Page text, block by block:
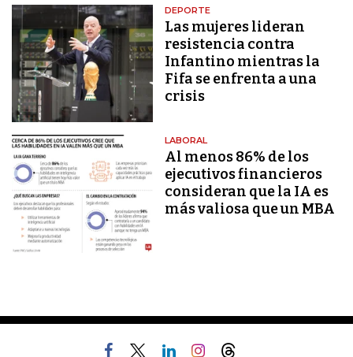
DEPORTE
Las mujeres lideran
resistencia contra
Infantino mientras la
Fifa se enfrenta a una
crisis
LABORAL
Al menos 86% de los
ejecutivos financieros
consideran que la IA es
más valiosa que un MBA